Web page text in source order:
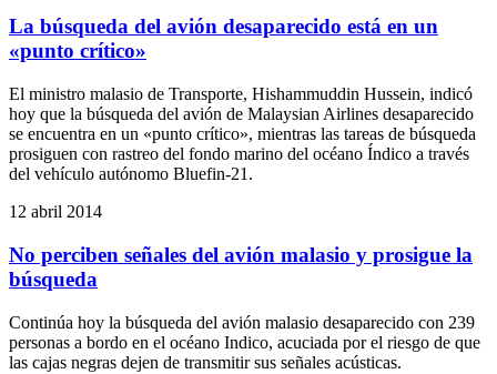
La búsqueda del avión desaparecido está en un
«punto crítico»
El ministro malasio de Transporte, Hishammuddin Hussein, indicó
hoy que la búsqueda del avión de Malaysian Airlines desaparecido
se encuentra en un «punto crítico», mientras las tareas de búsqueda
prosiguen con rastreo del fondo marino del océano Índico a través
del vehículo autónomo Bluefin-21.
12 abril 2014
No perciben señales del avión malasio y prosigue la
búsqueda
Continúa hoy la búsqueda del avión malasio desaparecido con 239
personas a bordo en el océano Indico, acuciada por el riesgo de que
las cajas negras dejen de transmitir sus señales acústicas.